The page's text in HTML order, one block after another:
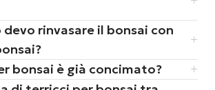
rinvasare il bonsai con
bonsai è già concimato?